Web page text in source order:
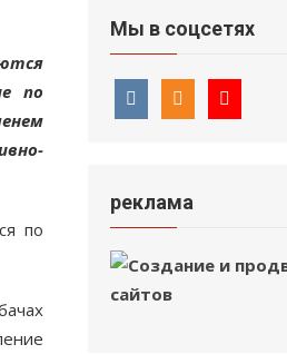
по
по
Мы в соцсетях
реклама